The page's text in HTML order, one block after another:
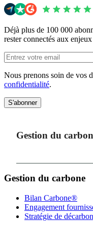
Déjà plus de 100 000
rester connectés aux
Nous prenons soin de vos
confidentialité.
S'abonner
Gestion du
Gestion du carbone
Bilan Carbone®
Engagement
Stratégie de